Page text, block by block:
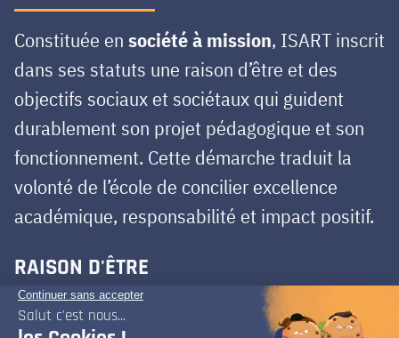
Constituée en société à mission, ISART inscrit
dans ses statuts une raison d’être et des
objectifs sociaux et sociétaux qui guident
durablement son projet pédagogique et son
fonctionnement. Cette démarche traduit la
volonté de l’école de concilier excellence
académique, responsabilité et impact positif.
RAISON D'ÊTRE
Persuadés de l’impact des industries